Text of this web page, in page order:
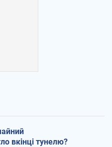
вкінці тунелю?